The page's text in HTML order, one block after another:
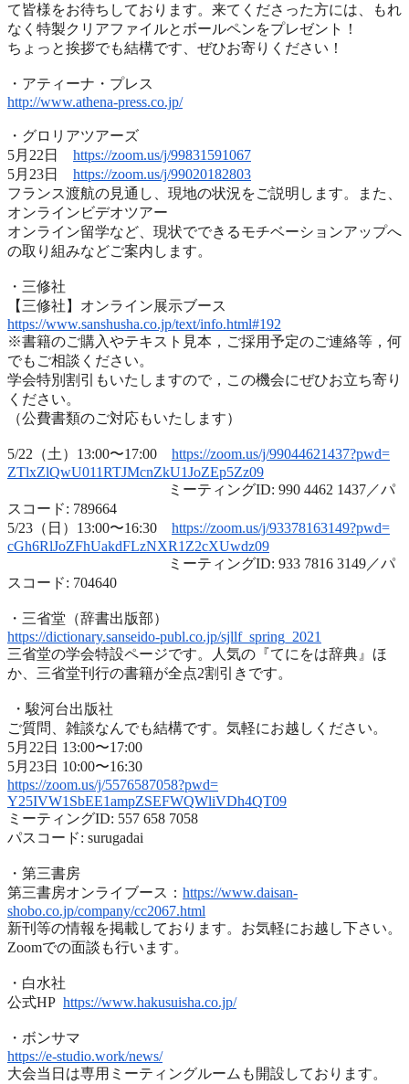
て皆様をお待ちしております。 来てくださった方には、
もれ
なく特製クリアファイルとボールペンをプレゼント！
ちょっと挨拶でも結構です、ぜひお寄りください！
・アティーナ・プレス
http://www.athena-press.co.jp/
・グロリアツアーズ
5月22日 https://zoom.us/j/99831591067
5月23日 https://zoom.us/j/99020182803
フランス渡航の見通し、現地の状況をご説明します。また、
オンラインビデオツアー
オンライン留学など、 現状でできるモチベーションアップへ
の取り組みなどご案内します。
・三修社
【三修社】オンライン展示ブース
https://www.sanshusha.co.jp/text/info.html#192
※書籍のご購入やテキスト見本，ご採用予定のご連絡等， 何
でもご相談ください。
学会特別割引もいたしますので， この機会にぜひお立ち寄り
ください。
（公費書類のご対応もいたします）
5/22（土）13:00〜17:00 https://zoom.us/j/99044621437?pwd=
ZTlxZlQwU011RTJMcnZkU1JoZEp5Zz09
ミーティングID: 990 4462 1437／パ
スコード: 789664
5/23（日）13:00〜16:30 https://zoom.us/j/93378163149?pwd=
cGh6RlJoZFhUakdFLzNXR1Z2cXUwdz09
ミーティングID: 933 7816 3149／パ
スコード: 704640
・三省堂（辞書出版部）
https://dictionary.sanseido-publ.co.jp/sjllf_spring_2021
三省堂の学会特設ページです。人気の『てにをは辞典』ほ
か、 三省堂刊行の書籍が全点2割引きです。
・駿河台出版社
ご質問、雑談なんでも結構です。気軽にお越しください。
5月22日 13:00〜17:00
5月23日 10:00〜16:30
https://zoom.us/j/5576587058?pwd=
Y25IVW1SbEE1ampZSEFWQWliVDh4QT09
ミーティングID: 557 658 7058
パスコード: surugadai
・第三書房
第三書房オンライブース： https://www.daisan-
shobo.co.jp/company/cc2067.html
新刊等の情報を掲載しております。お気軽にお越し下さい。
Zoomでの面談も行います。
・白水社
公式HP https://www.hakusuisha.co.jp/
・ボンサマ
https://e-studio.work/news/
大会当日は専用ミーティングルームも開設しております。